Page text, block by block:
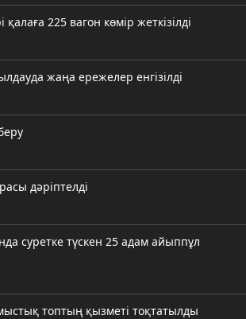
225 вагон көмір жеткізілді
жаңа ережелер енгізілді
дәріптелді
суретке түскен 25 адам айыппұл
топтың қызметі тоқтатылды